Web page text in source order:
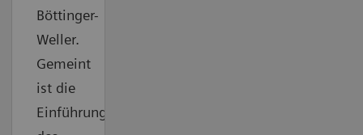
Böttinger-
Weller.
Gemeint
ist die
Einführung